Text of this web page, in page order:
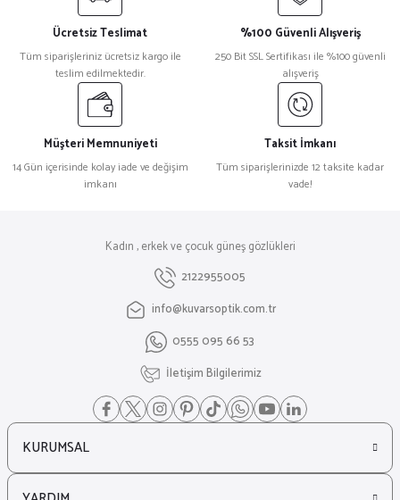
Ücretsiz Teslimat
Tüm siparişleriniz ücretsiz kargo ile
teslim edilmektedir.
%100 Güvenli Alışveriş
250 Bit SSL Sertifikası ile %100 güvenli
alışveriş
Müşteri Memnuniyeti
14 Gün içerisinde kolay iade ve değişim
imkanı
Taksit İmkanı
Tüm siparişlerinizde 12 taksite kadar
vade!
Kadın , erkek ve çocuk güneş gözlükleri
2122955005
info@kuvarsoptik.com.tr
0555 095 66 53
İletişim Bilgilerimiz
KURUMSAL